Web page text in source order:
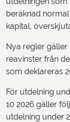
beräknad
kapital,
Nya regler
reavinster från
som deklareras
För utdelning
10 2026 gäller
utdelning under